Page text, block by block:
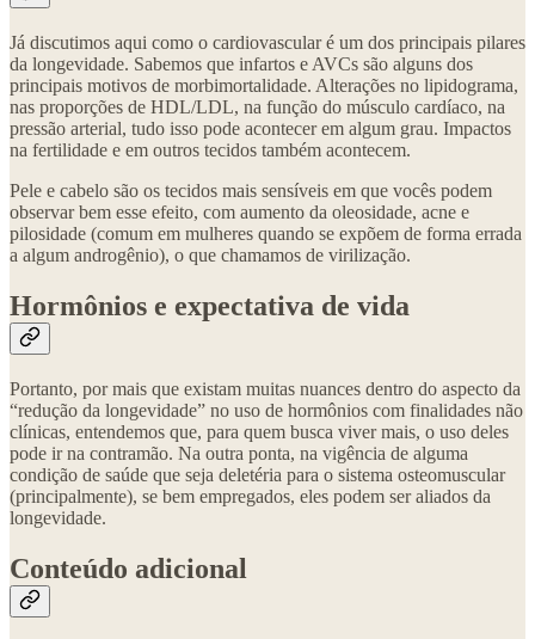
Já discutimos aqui como o cardiovascular é um dos principais pilares
da longevidade. Sabemos que infartos e AVCs são alguns dos
principais motivos de morbimortalidade. Alterações no lipidograma,
nas proporções de HDL/LDL, na função do músculo cardíaco, na
pressão arterial, tudo isso pode acontecer em algum grau. Impactos
na fertilidade e em outros tecidos também acontecem.
Pele e cabelo são os tecidos mais sensíveis em que vocês podem
observar bem esse efeito, com aumento da oleosidade, acne e
pilosidade (comum em mulheres quando se expõem de forma errada
a algum androgênio), o que chamamos de virilização.
Hormônios e expectativa de vida
Portanto, por mais que existam muitas nuances dentro do aspecto da
“redução da longevidade” no uso de hormônios com finalidades não
clínicas, entendemos que, para quem busca viver mais, o uso deles
pode ir na contramão. Na outra ponta, na vigência de alguma
condição de saúde que seja deletéria para o sistema osteomuscular
(principalmente), se bem empregados, eles podem ser aliados da
longevidade.
Conteúdo adicional